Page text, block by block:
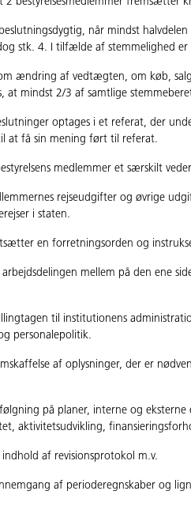
når mindst
stk. 4. I tilfælde af stemmelighed
ændring af vedtægten, om køb,
at mindst 2/3 af samtlige
optages i et referat, der
at få sin mening ført til referat.
medlemmer et særskilt
rejseudgifter og øvrige
i staten.
en forretningsorden og
mellem på den ene
til institutionens
personalepolitik.
af oplysninger, der er
på planer, interne og
aktivitetsudvikling,
af revisionsprotokol m.v.
af perioderegnskaber og